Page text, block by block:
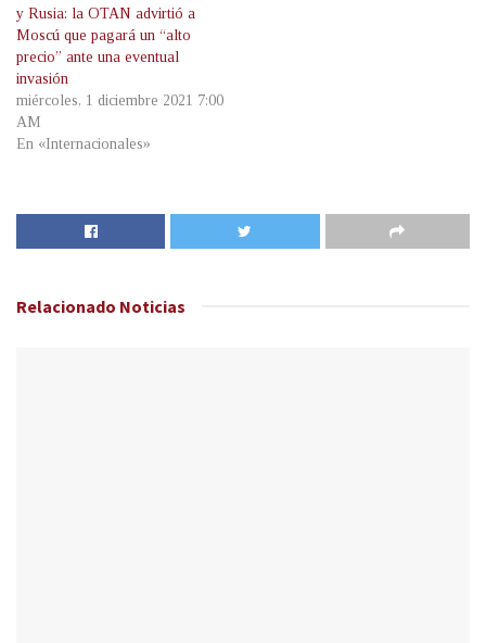
y Rusia: la OTAN advirtió a
Moscú que pagará un “alto
precio” ante una eventual
invasión
miércoles, 1 diciembre 2021 7:00
AM
En «Internacionales»
Relacionado Noticias